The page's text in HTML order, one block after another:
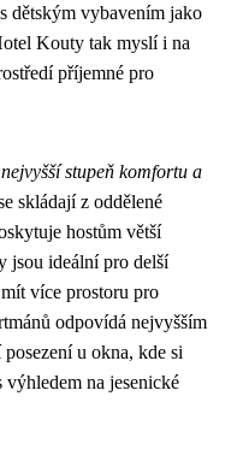
dětským vybavením jako
Kouty tak myslí i na
příjemné pro
nejvyšší stupeň komfortu a
skládají z oddělené
hostům větší
jsou ideální pro delší
více prostoru pro
odpovídá nejvyšším
u okna, kde si
na jesenické